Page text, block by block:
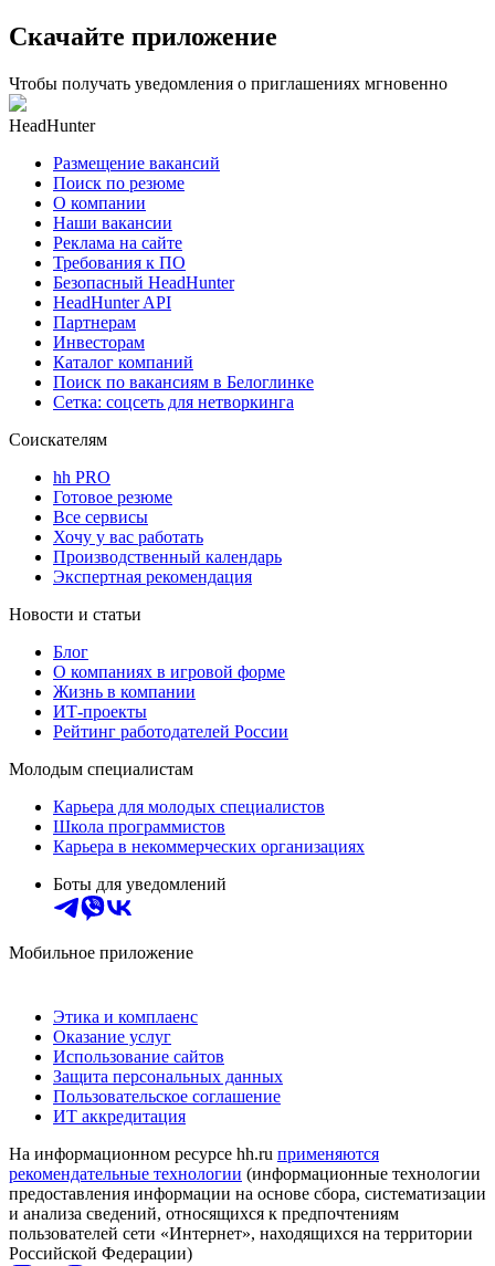
Скачайте приложение
Чтобы получать уведомления о приглашениях мгновенно
HeadHunter
Размещение вакансий
Поиск по резюме
О компании
Наши вакансии
Реклама на сайте
Требования к ПО
Безопасный HeadHunter
HeadHunter API
Партнерам
Инвесторам
Каталог компаний
Поиск по вакансиям в Белоглинке
Сетка: соцсеть для нетворкинга
Соискателям
hh PRO
Готовое резюме
Все сервисы
Хочу у вас работать
Производственный календарь
Экспертная рекомендация
Новости и статьи
Блог
О компаниях в игровой форме
Жизнь в компании
ИТ-проекты
Рейтинг работодателей России
Молодым специалистам
Карьера для молодых специалистов
Школа программистов
Карьера в некоммерческих организациях
Боты для уведомлений
Мобильное приложение
Этика и комплаенс
Оказание услуг
Использование сайтов
Защита персональных данных
Пользовательское соглашение
ИТ аккредитация
На информационном ресурсе hh.ru применяются
рекомендательные технологии (информационные технологии
предоставления информации на основе сбора, систематизации
и анализа сведений, относящихся к предпочтениям
пользователей сети «Интернет», находящихся на территории
Российской Федерации)